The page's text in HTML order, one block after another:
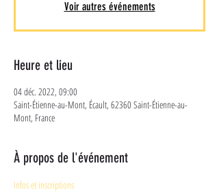
Voir autres événements
Heure et lieu
04 déc. 2022, 09:00
Saint-Étienne-au-Mont, Écault, 62360 Saint-Étienne-au-
Mont, France
À propos de l'événement
Infos et inscriptions